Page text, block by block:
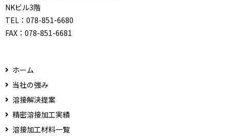
NKビル3階
TEL： 078-851-6680
FAX： 078-851-6681
ホーム
当社の強み
溶接解決提案
精密溶接加工実績
溶接加工材料一覧